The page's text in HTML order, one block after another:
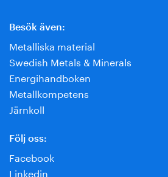
Besök även:
Metalliska material
Swedish Metals & Minerals
Energihandboken
Metallkompetens
Järnkoll
Följ oss:
Facebook
Linkedin